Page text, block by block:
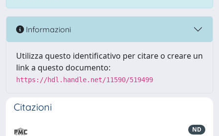
Informazioni
Utilizza questo identificativo per citare o creare un
link a questo documento:
https://hdl.handle.net/11590/519499
Citazioni
ND